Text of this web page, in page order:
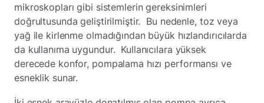
mikroskopları gibi sistemlerin gereksinimleri
doğrultusunda geliştirilmiştir. Bu nedenle, toz veya
yağ ile kirlenme olmadığından büyük hızlandırıcılarda
da kullanıma uygundur. Kullanıcılara yüksek
derecede konfor, pompalama hızı performansı ve
esneklik sunar.